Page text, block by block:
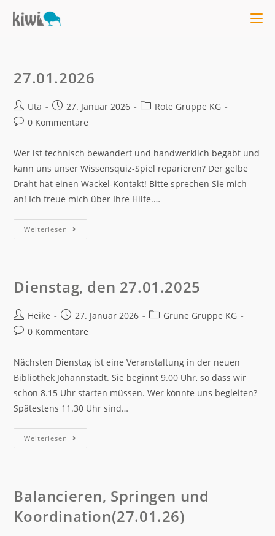
27.01.2026
Uta 27. Januar 2026
Rote Gruppe KG
0 Kommentare
Wer ist technisch bewandert und handwerklich begabt und
kann uns unser Wissensquiz-Spiel reparieren? Der gelbe
Draht hat einen Wackel-Kontakt! Bitte sprechen Sie mich
an! Ich freue mich über Ihre Hilfe.…
Weiterlesen
Dienstag, den 27.01.2025
Heike 27. Januar 2026
Grüne Gruppe KG
0 Kommentare
Nächsten Dienstag ist eine Veranstaltung in der neuen
Bibliothek Johannstadt. Sie beginnt 9.00 Uhr, so dass wir
schon 8.15 Uhr starten müssen. Wer könnte uns begleiten?
Spätestens 11.30 Uhr sind…
Weiterlesen
Balancieren, Springen und
Koordination(27.01.26)